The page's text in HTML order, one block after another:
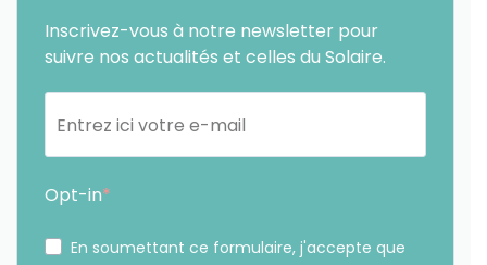
Inscrivez-vous à notre newsletter pour
suivre nos actualités et celles du Solaire.
Opt-in
En soumettant ce formulaire, j'accepte que